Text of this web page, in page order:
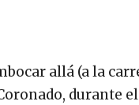
allá (a la
durante el